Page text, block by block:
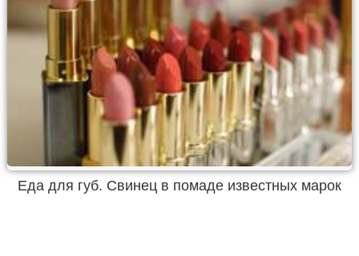
Еда для губ. Свинец в помаде известных марок